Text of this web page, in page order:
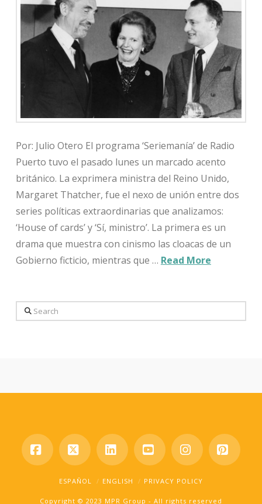
Por: Julio Otero El programa ‘Seriemanía’ de Radio
Puerto tuvo el pasado lunes un marcado acento
británico. La exprimera ministra del Reino Unido,
Margaret Thatcher, fue el nexo de unión entre dos
series políticas extraordinarias que analizamos:
‘House of cards’ y ‘Sí, ministro’. La primera es un
drama que muestra con cinismo las cloacas de un
Gobierno ficticio, mientras que … Read More
Search
Facebook
X LinkedInYouTubeInstagram
ESPAÑOL ENGLISH PRIVACY POLICY
Copyright © 2023 MPR Group - All rights reserved